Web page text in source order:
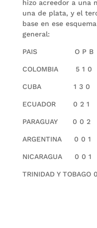
hizo acreedor a una
una de plata, y el
base en ese
general:
PAIS O P B
COLOMBIA 5 1 0
CUBA 1 3 0
ECUADOR 0 2 1
PARAGUAY 0 0 2
ARGENTINA 0 0 1
NICARAGUA 0 0 1
TRINIDAD Y TOBAGO